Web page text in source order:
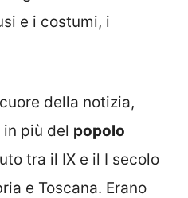
e i costumi, i
della notizia,
più del popolo
tra il IX e il I secolo
e Toscana. Erano